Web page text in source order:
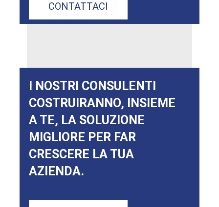
CONTATTACI
I NOSTRI CONSULENTI
COSTRUIRANNO, INSIEME
A TE, LA SOLUZIONE
MIGLIORE PER FAR
CRESCERE LA TUA
AZIENDA.